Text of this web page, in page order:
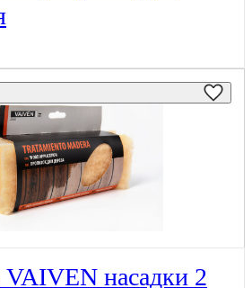
насадки 2